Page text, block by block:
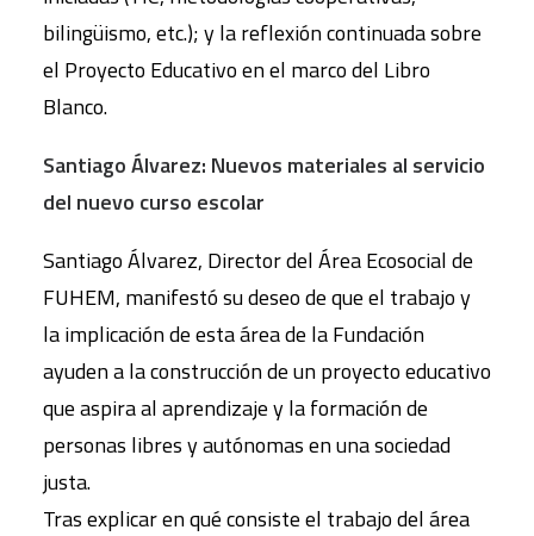
bilingüismo, etc.); y la reflexión continuada sobre
el Proyecto Educativo en el marco del Libro
Blanco.
Santiago Álvarez: Nuevos materiales al servicio
del nuevo curso escolar
Santiago Álvarez, Director del Área Ecosocial de
FUHEM, manifestó su deseo de que el trabajo y
la implicación de esta área de la Fundación
ayuden a la construcción de un proyecto educativo
que aspira al aprendizaje y la formación de
personas libres y autónomas en una sociedad
justa.
Tras explicar en qué consiste el trabajo del área